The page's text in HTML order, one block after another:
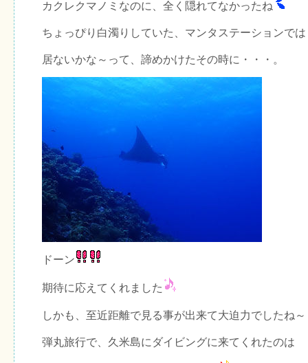
カクレクマノミなのに、全く隠れてなかったね
ちょっぴり白濁りしていた、マンタステーションでは
居ないかな～って、諦めかけたその時に・・・。
ドーン
期待に応えてくれました
しかも、至近距離で見る事が出来て大迫力でしたね～
弾丸旅行で、久米島にダイビングに来てくれたのは